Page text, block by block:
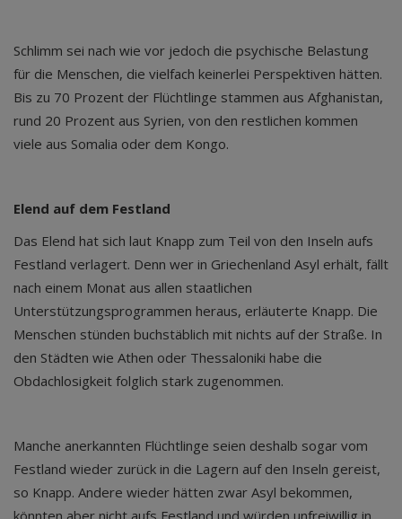
Schlimm sei nach wie vor jedoch die psychische Belastung
für die Menschen, die vielfach keinerlei Perspektiven hätten.
Bis zu 70 Prozent der Flüchtlinge stammen aus Afghanistan,
rund 20 Prozent aus Syrien, von den restlichen kommen
viele aus Somalia oder dem Kongo.
Elend auf dem Festland
Das Elend hat sich laut Knapp zum Teil von den Inseln aufs
Festland verlagert. Denn wer in Griechenland Asyl erhält, fällt
nach einem Monat aus allen staatlichen
Unterstützungsprogrammen heraus, erläuterte Knapp. Die
Menschen stünden buchstäblich mit nichts auf der Straße. In
den Städten wie Athen oder Thessaloniki habe die
Obdachlosigkeit folglich stark zugenommen.
Manche anerkannten Flüchtlinge seien deshalb sogar vom
Festland wieder zurück in die Lagern auf den Inseln gereist,
so Knapp. Andere wieder hätten zwar Asyl bekommen,
könnten aber nicht aufs Festland und würden unfreiwillig in